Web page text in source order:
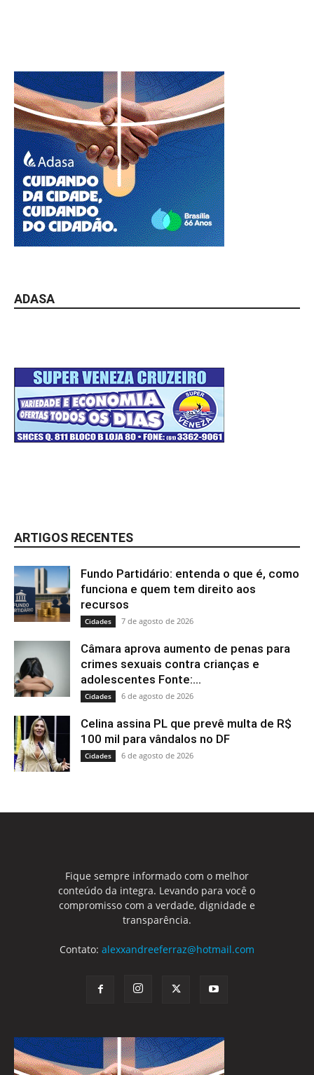
ADASA
ARTIGOS RECENTES
Fundo Partidário: entenda o que é, como
funciona e quem tem direito aos
recursos
Cidades 7 de agosto de 2026
Câmara aprova aumento de penas para
crimes sexuais contra crianças e
adolescentes Fonte:...
Cidades 6 de agosto de 2026
Celina assina PL que prevê multa de R$
100 mil para vândalos no DF
Cidades 6 de agosto de 2026
Fique sempre informado com o melhor
conteúdo da integra. Levando para você o
compromisso com a verdade, dignidade e
transparência.
Contato: alexxandreeferraz@hotmail.com